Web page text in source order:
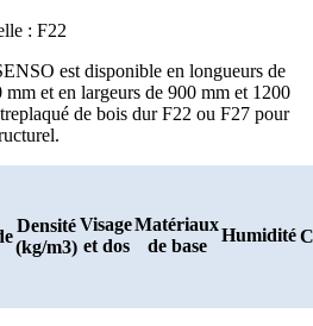
: F22
est disponible en longueurs de
et en largeurs de 900 mm et 1200
de bois dur F22 ou F27 pour
Densité
(kg/m3)
Visage
et dos
Matériaux
de base
Humidité